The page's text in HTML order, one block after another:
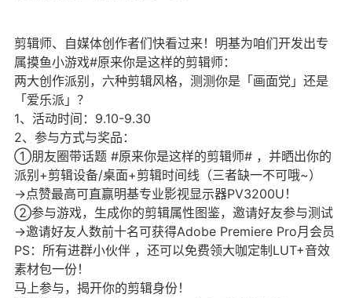
剪辑师、自媒体创作者们快看过来！明基为咱们开发出专
属摸鱼小游戏#原来你是这样的剪辑师：
两大创作派别，六种剪辑风格，测测你是「画面党」还是
「爱乐派」？
1、活动时间：9.10-9.30
2、参与方式与奖品：
①朋友圈带话题 #原来你是这样的剪辑师# ，并晒出你的
派别+剪辑设备/桌面+剪辑时间线（三者缺一不可哦~）
→点赞最高可直赢明基专业影视显示器PV3200U！
②参与游戏，生成你的剪辑属性图鉴，邀请好友参与测试
→邀请好友人数前十名可获得Adobe Premiere Pro月会员
PS：所有进群小伙伴 ，还可以免费领大咖定制LUT+音效
素材包一份！
马上参与，揭开你的剪辑身份！